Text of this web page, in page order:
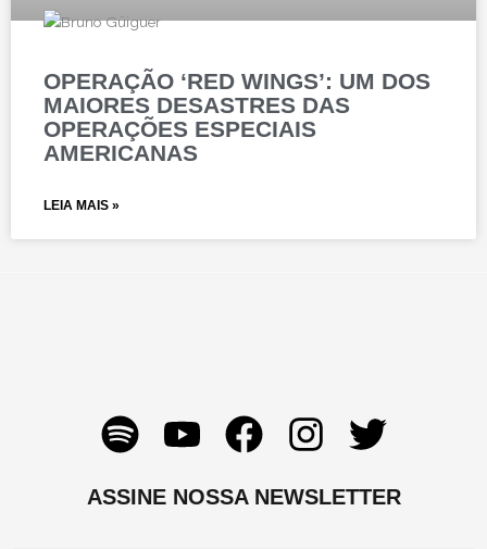
OPERAÇÃO ‘RED WINGS’: UM DOS
MAIORES DESASTRES DAS
OPERAÇÕES ESPECIAIS
AMERICANAS
LEIA MAIS »
S
p
o
Y
o
u
F
a
c
I
n
s
T
w
i
ASSINE NOSSA NEWSLETTER